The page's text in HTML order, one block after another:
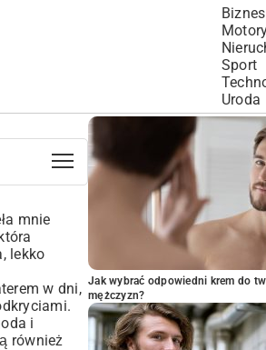
Biznes
Sport
Uroda
mnie
lekko
w dni,
i
również
POPULARNE ARTYKUŁY
Jak wybrać odpowiedni krem do
mężczyzn?